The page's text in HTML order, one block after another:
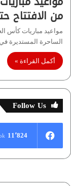
من الافتتاح
الساحرة المستديرة
أكمل القراءة »
Follow Us
11٬824